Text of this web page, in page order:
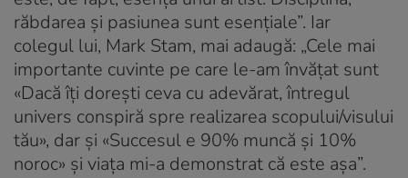
răbdarea și pasiunea sunt esențiale”. Iar
colegul lui, Mark Stam, mai adaugă: „Cele mai
importante cuvinte pe care le-am învățat sunt
«Dacă îți dorești ceva cu adevărat, întregul
univers conspiră spre realizarea scopului/visului
tău», dar și «Succesul e 90% muncă și 10%
noroc» și viața mi-a demonstrat că este așa”.